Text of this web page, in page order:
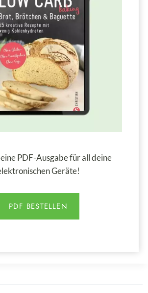
PDF-Ausgabe für all deine
Geräte!
PDF BESTELLEN